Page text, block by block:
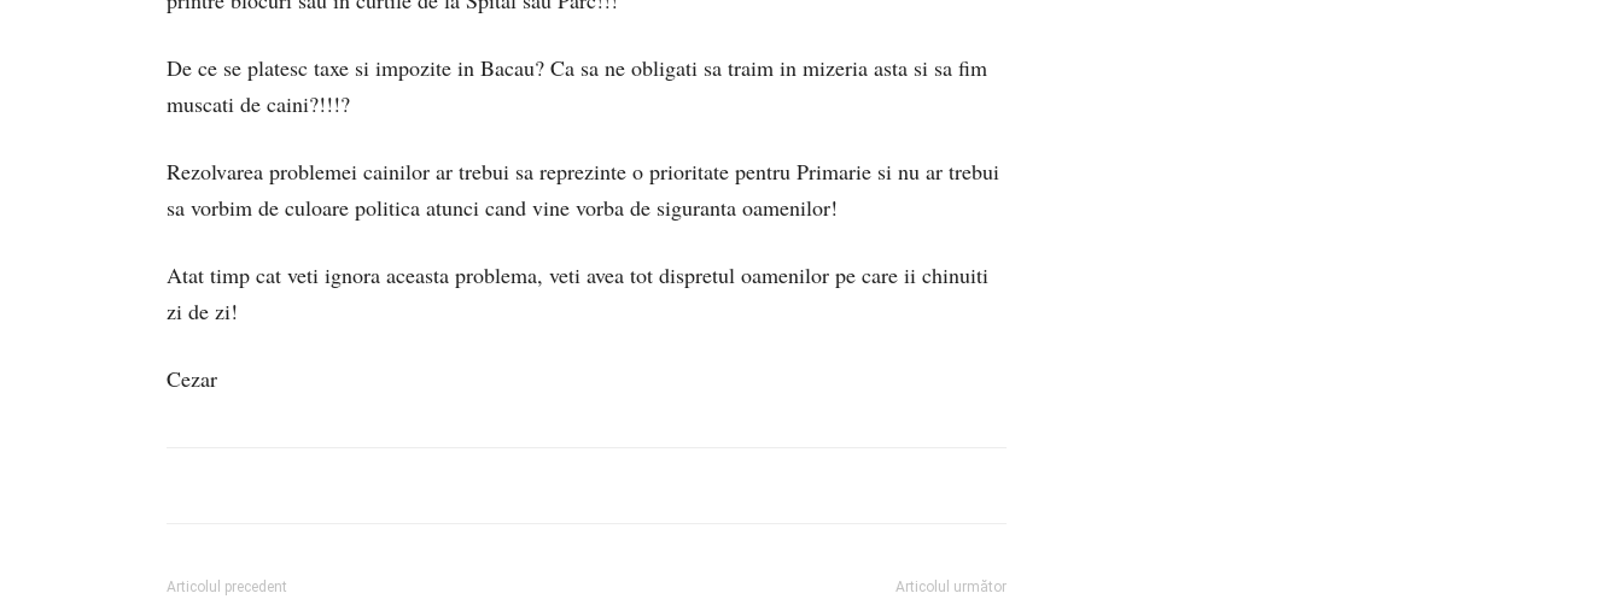
De ce se platesc taxe si impozite in Bacau? Ca sa ne obligati sa traim in mizeria asta si sa fim
muscati de caini?!!!?
Rezolvarea problemei cainilor ar trebui sa reprezinte o prioritate pentru Primarie si nu ar trebui
sa vorbim de culoare politica atunci cand vine vorba de siguranta oamenilor!
Atat timp cat veti ignora aceasta problema, veti avea tot dispretul oamenilor pe care ii chinuiti
zi de zi!
Cezar
Articolul precedent Articolul următor